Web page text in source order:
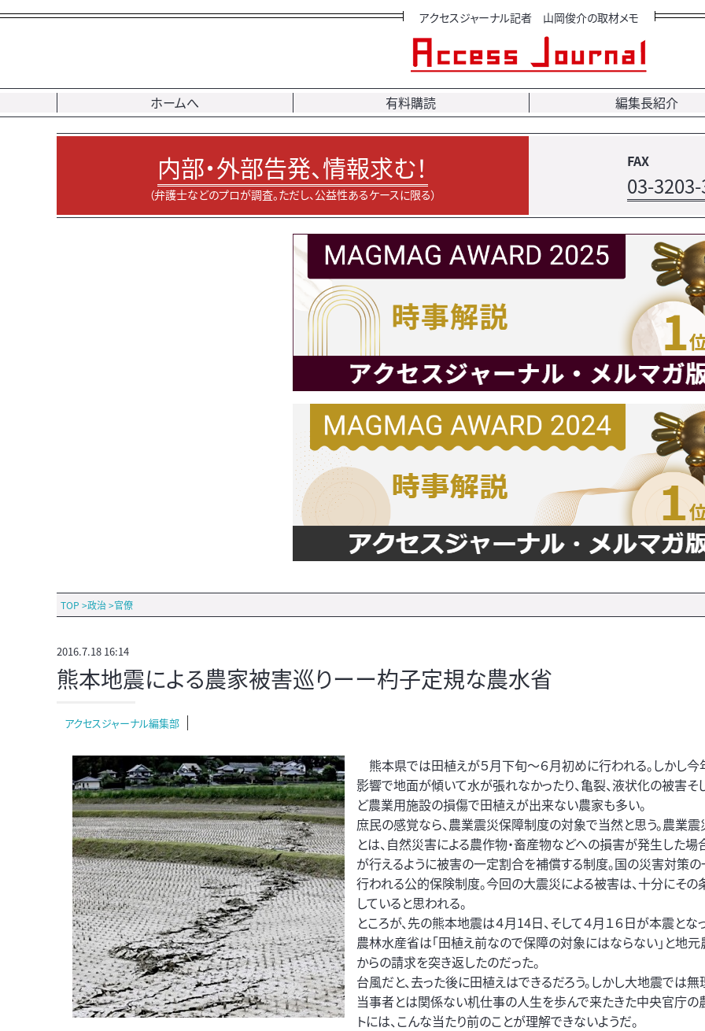
アクセスジャーナル記者 山岡俊介の取材メモ
ホームへ 有料購読 編集長紹介
内部・外部告発、情報求む！
（弁護士などのプロが調査。ただし、公益性あるケースに限る）
FAX
03-
TOP >政治>官僚
2016.7.18 16:14
熊本地震による農家被害巡りーー杓子定規な農水省
アクセスジャーナル編集部
熊本県では田植えが５月下旬～６月初めに行われる。しかし
影響で地面が傾いて水が張れなかったり、亀裂、液状化の被害そ
ど農業用施設の損傷で田植えが出来ない農家も多い。
庶民の感覚なら、農業震災保障制度の対象で当然と思う。農業
とは、自然災害による農作物・畜産物などへの損害が発生した場
が行えるように被害の一定割合を補償する制度。国の災害対策の
行われる公的保険制度。今回の大震災による被害は、十分にその
していると思われる。
ところが、先の熊本地震は４月14日、そして４月１６日が本震とな
農林水産省は「田植え前なので保障の対象にはならない」と地
からの請求を突き返したのだった。
台風だと、去った後に田植えはできるだろう。しかし大地震では無
当事者とは関係ない机仕事の人生を歩んで来たきた中央官庁の
トには、こんな当たり前のことが理解できないようだ。